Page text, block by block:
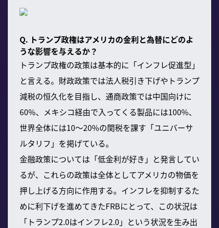
Q. トランプ政権はアメリカの金利と為替にどのよ
うな影響を与えるか？
トランプ政権の政策は基本的に「インフレ促進型」
と言える。財政政策では法人税引き下げやトランプ
減税の恒久化を目指し、通商政策では中国向けに
60%、メキシコ経由で入ってくる製品には100%、
世界全体には10〜20%の関税を課す「ユニバーサ
ルタリフ」を掲げている。
金融政策については「低金利が好き」と発言してい
るが、これらの政策は全体としてアメリカの物価を
押し上げる方向に作用する。インフレを抑制するた
めに利下げを進めてきたFRBにとって、この状況は
「トランプ2.0はインフレ2.0」という状況を生み出